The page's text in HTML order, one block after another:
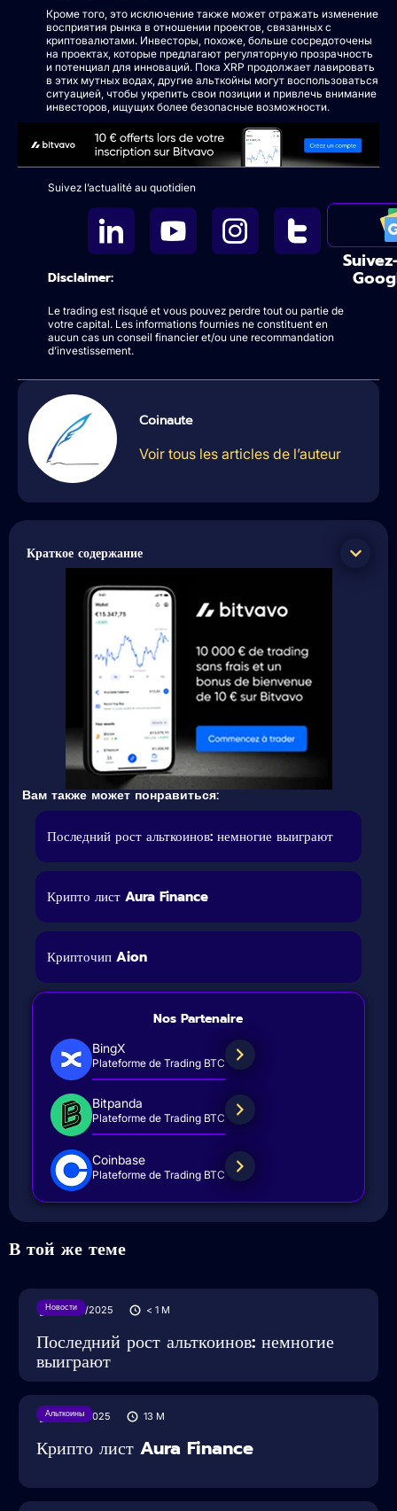
Кроме того, это исключение также может отражать изменение
восприятия рынка в отношении проектов, связанных с
криптовалютами. Инвесторы, похоже, больше сосредоточены
на проектах, которые предлагают регуляторную прозрачность
и потенциал для инноваций. Пока XRP продолжает лавировать
в этих мутных водах, другие альткойны могут воспользоваться
ситуацией, чтобы укрепить свои позиции и привлечь внимание
инвесторов, ищущих более безопасные возможности.
Suivez l’actualité au quotidien
Disclaimer:
Le trading est risqué et vous pouvez perdre tout ou partie de
votre capital. Les informations fournies ne constituent en
aucun cas un conseil financier et/ou une recommandation
d’investissement.
Coinaute
Voir tous les articles de l’auteur
Краткое содержание
Вам также может понравиться:
Последний рост альткоинов: немногие выиграют
Крипто лист Aura Finance
Крипточип Aion
Nos Partenaire
BingX
Plateforme de Trading BTC
Bitpanda
Plateforme de Trading BTC
Coinbase
Plateforme de Trading BTC
В той же теме
Новости
04/04/2025 < 1 M
Последний рост альткоинов: немногие
выиграют
Альткоины
10/02/2025 13 M
Крипто лист Aura Finance